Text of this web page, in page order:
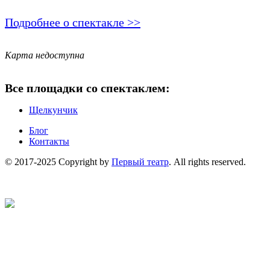
Подробнее о спектакле >>
Карта недоступна
Все площадки со спектаклем:
Щелкунчик
Блог
Контакты
© 2017-2025 Copyright by Первый театр. All rights reserved.